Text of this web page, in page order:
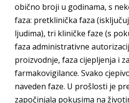
obično broji u godinama, s
faza: pretklinička faza
ljudima), tri kliničke faze (s
faza administrativne
proizvodnje, faza cijepljenja i
farmakovigilance. Svako
naveden faze. U prošlosti je
započinjala pokusima na